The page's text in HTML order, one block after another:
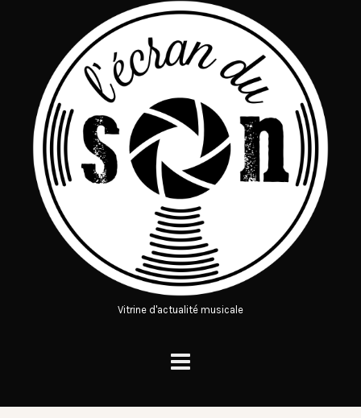
Vitrine d'actualité musicale